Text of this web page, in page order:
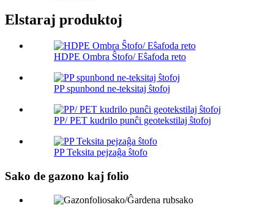
Elstaraj produktoj
HDPE Ombra Ŝtofo/ Eŝafoda reto
PP spunbond ne-teksitaj ŝtofoj
PP/ PET kudrilo punĉi geotekstilaj ŝtofoj
PP Teksita pejzaĝa ŝtofo
Sako de gazono kaj folio